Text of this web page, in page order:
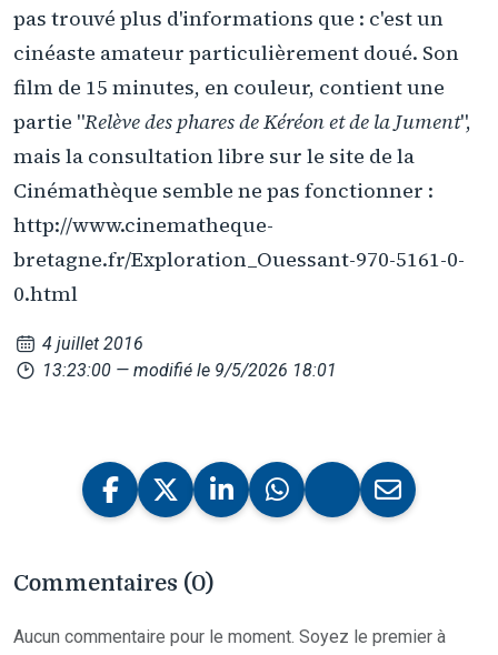
pas trouvé plus d'informations que : c'est un
cinéaste amateur particulièrement doué. Son
film de 15 minutes, en couleur, contient une
partie "Relève des phares de Kéréon et de la Jument",
mais la consultation libre sur le site de la
Cinémathèque semble ne pas fonctionner :
http://www.cinematheque-
bretagne.fr/Exploration_Ouessant-970-5161-0-
0.html
4 juillet 2016
13:23:00 — modifié le 9/5/2026 18:01
Commentaires (0)
Aucun commentaire pour le moment. Soyez le premier à